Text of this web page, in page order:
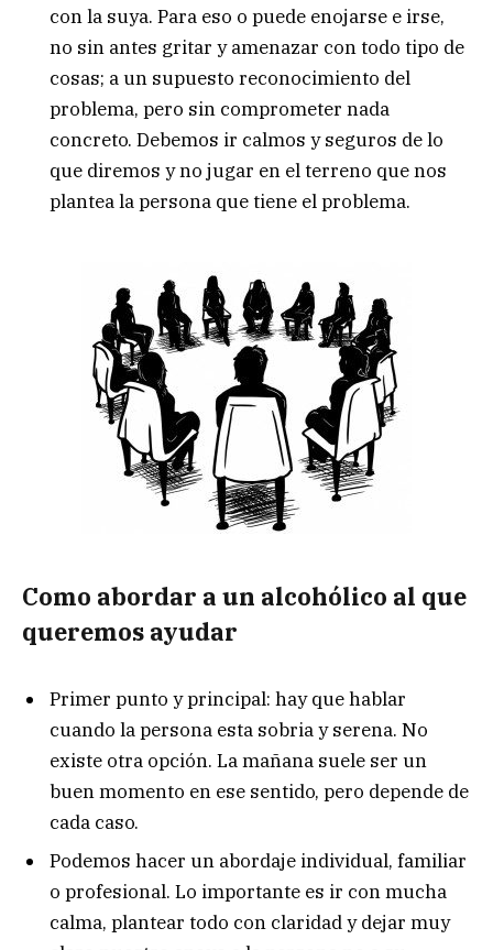
con la suya. Para eso o puede enojarse e irse,
no sin antes gritar y amenazar con todo tipo de
cosas; a un supuesto reconocimiento del
problema, pero sin comprometer nada
concreto. Debemos ir calmos y seguros de lo
que diremos y no jugar en el terreno que nos
plantea la persona que tiene el problema.
Como abordar a un alcohólico al que
queremos ayudar
Primer punto y principal: hay que hablar
cuando la persona esta sobria y serena. No
existe otra opción. La mañana suele ser un
buen momento en ese sentido, pero depende de
cada caso.
Podemos hacer un abordaje individual, familiar
o profesional. Lo importante es ir con mucha
calma, plantear todo con claridad y dejar muy